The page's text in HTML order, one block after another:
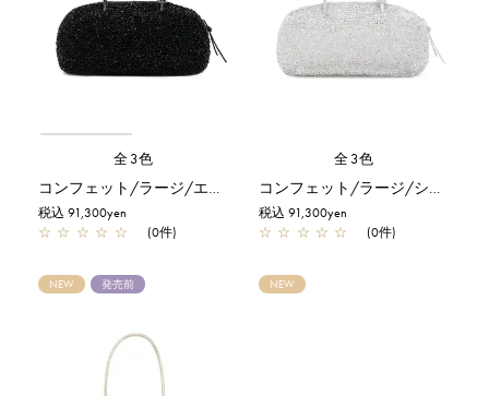
全3色
コンフェット/ラージ/エナメルブラック
税込 91,300yen
☆ ☆ ☆ ☆ ☆ (0件)
全3色
コンフェット/ラージ/シルバー
税込 91,300yen
☆ ☆ ☆ ☆ ☆ (0件)
NEW 発売前 NEW